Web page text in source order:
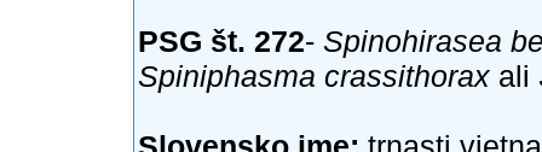
PSG št. 272- Spinohirasea
Spiniphasma crassithorax ali